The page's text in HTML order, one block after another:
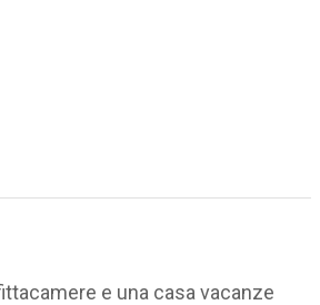
e una casa vacanze